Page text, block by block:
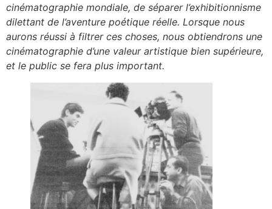
cinématographie mondiale, de séparer l’exhibitionnisme
dilettant de l’aventure poétique réelle. Lorsque nous
aurons réussi à filtrer ces choses, nous obtiendrons une
cinématographie d’une valeur artistique bien supérieure,
et le public se fera plus important.